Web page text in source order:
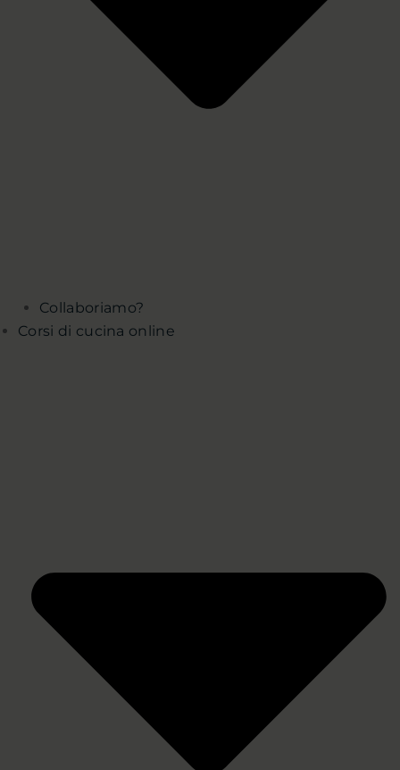
Collaboriamo?
Corsi di cucina online